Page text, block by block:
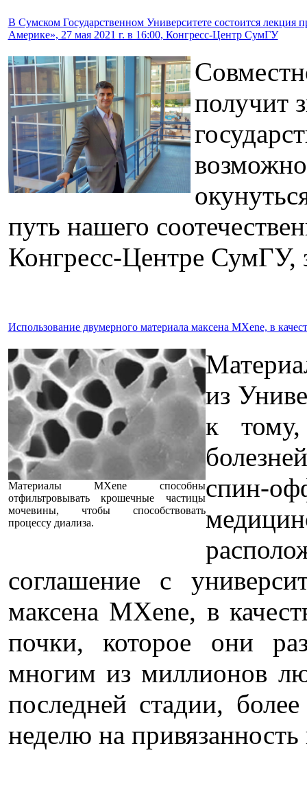
В Сумском Государственном Университете состоится
Америке», 27 мая 2021 г. в 16:00, Конгресс-Центр СумГУ
получит
путь нашего
Конгресс-Центре СумГУ,
Использование двумерного материала максена MXene, в
Материалы MXene способны
отфильтровывать крошечные частицы
мочевины, чтобы способствовать
процессу диализа.
из
к
спин-
соглашение с
максена MXene, в
почки, которое они
многим из миллионов
последней стадии,
неделю на